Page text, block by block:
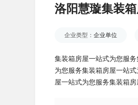
洛阳慧璇集装
企业类型： 企业单位
集装箱房屋一站式为您服
为您服务集装箱房屋一站
屋一站式为您服务集装箱